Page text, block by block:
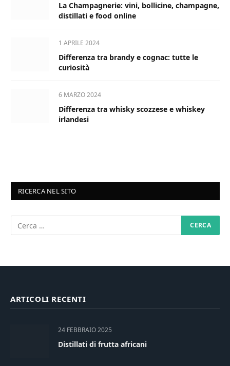
La Champagnerie: vini, bollicine, champagne,
distillati e food online
1 APRILE 2024
Differenza tra brandy e cognac: tutte le
curiosità
6 MARZO 2024
Differenza tra whisky scozzese e whiskey
irlandesi
RICERCA NEL SITO
ARTICOLI RECENTI
24 FEBBRAIO 2025
Distillati di frutta africani